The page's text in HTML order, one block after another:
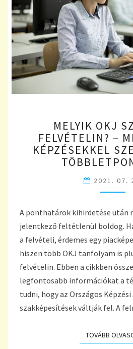
OKJ
A
OKJ
MELYIK OKJ
FELVÉTELIN? –
KÉPZÉSEKKEL
2021. 07.
A ponthatárok kihirdetése után
jelentkező feltétlenül boldog.
a felvételi, érdemes egy
hiszen több OKJ tanfolyam is
felvételin. Ebben a cikkben
legfontosabb információkat a
tudni, hogy az Országos
szakképesítések váltják fel. A
TOVÁBB